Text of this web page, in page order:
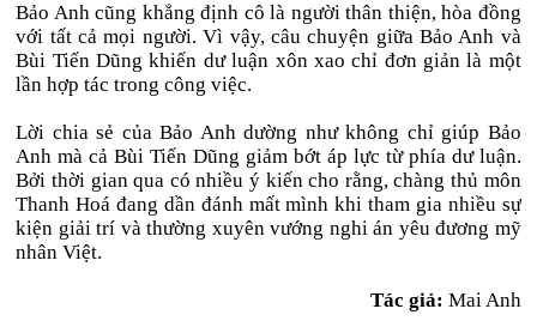
Bảo Anh cũng khẳng định cô là người thân thiện, hòa đồng
với tất cả mọi người. Vì vậy, câu chuyện giữa Bảo Anh và
Bùi Tiến Dũng khiến dư luận xôn xao chỉ đơn giản là một
lần hợp tác trong công việc.
Lời chia sẻ của Bảo Anh dường như không chỉ giúp Bảo
Anh mà cả Bùi Tiến Dũng giảm bớt áp lực từ phía dư luận.
Bởi thời gian qua có nhiều ý kiến cho rằng, chàng thủ môn
Thanh Hoá đang dần đánh mất mình khi tham gia nhiều sự
kiện giải trí và thường xuyên vướng nghi án yêu đương mỹ
nhân Việt.
Tác giả: Mai Anh